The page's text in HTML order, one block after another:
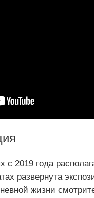
с 2019 года
развернута
жизни